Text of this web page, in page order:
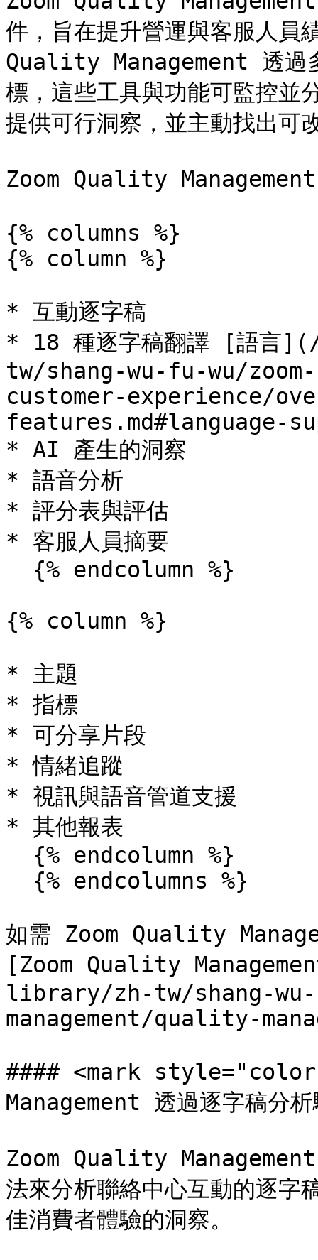
件，旨在提升營運與客服人員
Quality Management 透過
標，這些工具與功能可監控並
提供可行洞察，並主動找出可
Zoom Quality Management
{% columns %}
{% column %}
* 互動逐字稿
* 18 種逐字稿翻譯 [語
tw/shang-wu-fu-wu/
customer-experience/
features.md#language-
* AI 產生的洞察
* 語音分析
* 評分表與評估
* 客服人員摘要
{% column %}
* 主題
* 指標
* 可分享片段
* 情緒追蹤
* 視訊與語音管道支援
* 其他報表
如需 Zoom Quality
[Zoom Quality
library/zh-tw/shang-
management/quality-
#### <mark
Management 透過逐字稿分
Zoom Quality Management
法來分析聯絡中心互動的逐字
佳消費者體驗的洞察。